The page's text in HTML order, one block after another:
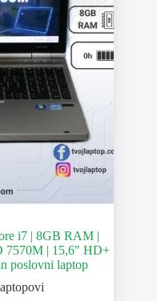
i7 | 8GB RAM |
7570M | 15,6″ HD+
poslovni laptop